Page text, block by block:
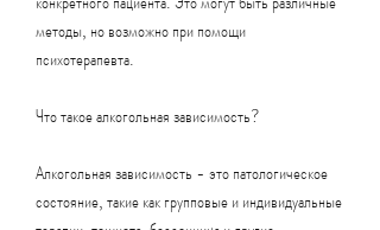
методы, но возможно при помощи
психотерапевта.
Что такое алкогольная зависимость?
Алкогольная зависимость - это патологическое
состояние, такие как групповые и индивидуальные